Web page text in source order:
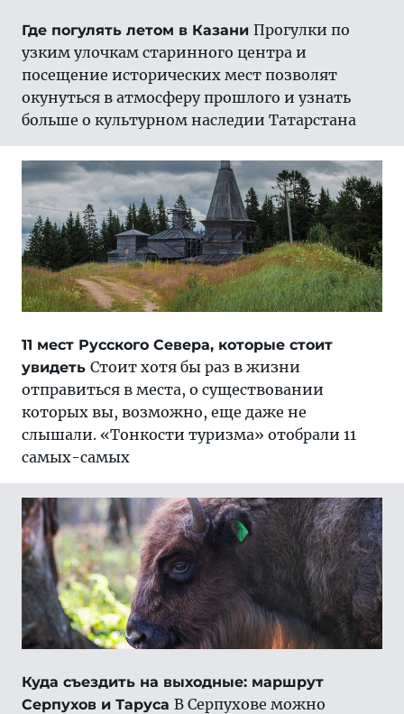
Где погулять летом в Казани Прогулки по
узким улочкам старинного центра и
посещение исторических мест позволят
окунуться в атмосферу прошлого и узнать
больше о культурном наследии Татарстана
11 мест Русского Севера, которые стоит
увидеть Стоит хотя бы раз в жизни
отправиться в места, о существовании
которых вы, возможно, еще даже не
слышали. «Тонкости туризма» отобрали 11
самых-самых
Куда съездить на выходные: маршрут
Серпухов и Таруса В Серпухове можно